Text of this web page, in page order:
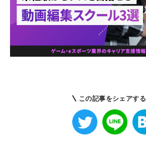
この記事をシェアする